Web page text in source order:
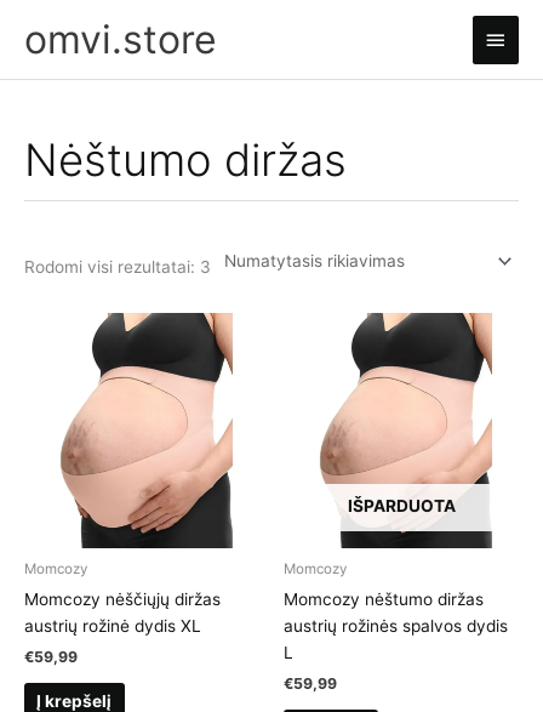
prieomvi.store
Nėštumo diržas
Rodomi visi rezultatai: 3
Momcozy
Momcozy nėščiųjų diržas
austrių rožinė dydis XL
€59,99
Į krepšelį
IŠPARDUOTA
Momcozy
Momcozy nėštumo diržas
austrių rožinės spalvos dydis
L
€59,99